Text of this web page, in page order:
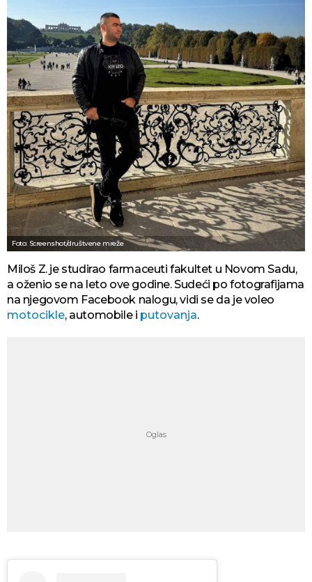
Foto: Screenshot/društvene mreže
Miloš Z. je studirao farmaceuti fakultet u Novom Sadu,
a oženio se na leto ove godine. Sudeći po fotografijama
na njegovom Facebook nalogu, vidi se da je voleo
motocikle, automobile i putovanja.